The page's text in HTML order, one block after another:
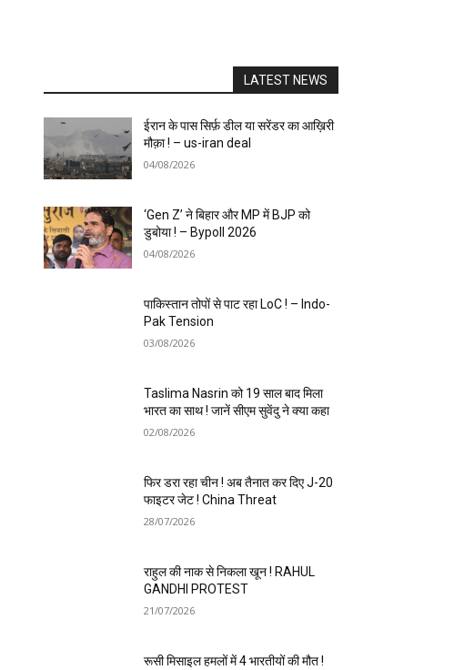
LATEST NEWS
ईरान के पास सिर्फ़ डील या सरेंडर का आख़िरी
मौक़ा ! – us-iran deal
04/08/2026
‘Gen Z’ ने बिहार और MP में BJP को
डुबोया ! – Bypoll 2026
04/08/2026
पाकिस्तान तोपों से पाट रहा LoC ! – Indo-
Pak Tension
03/08/2026
Taslima Nasrin को 19 साल बाद मिला
भारत का साथ ! जानें सीएम सुवेंदु ने क्या कहा
02/08/2026
फिर डरा रहा चीन ! अब तैनात कर दिए J-20
फाइटर जेट ! China Threat
28/07/2026
राहुल की नाक से निकला खून ! RAHUL
GANDHI PROTEST
21/07/2026
रूसी मिसाइल हमलों में 4 भारतीयों की मौत !